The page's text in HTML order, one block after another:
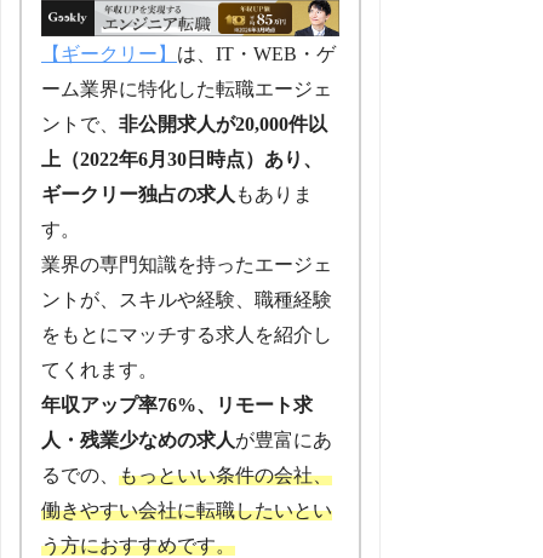
【ギークリー】 は、IT・WEB・ゲ
ーム業界に特化した転職エージェ
ントで、 非公開求人が20,000件以
上（2022年6月30日時点）あり、
ギークリー独占の求人 もありま
す。
業界の専門知識を持ったエージェ
ントが、スキルや経験、職種経験
をもとにマッチする求人を紹介し
てくれます。
年収アップ率76%、リモート求
人・残業少なめの求人が豊富にあ
るでの、 もっといい条件の会社、
働きやすい会社に転職したいとい
う方におすすめです。